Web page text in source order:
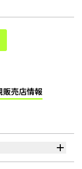
販売店情報